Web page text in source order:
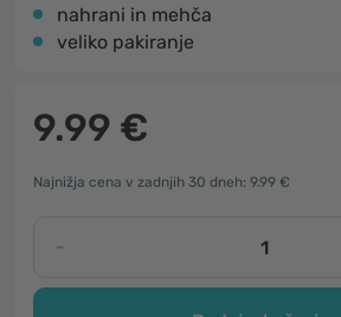
nahrani in mehča
veliko pakiranje
9.99 €
Najnižja cena v zadnjih 30 dneh: 9.99 €
-